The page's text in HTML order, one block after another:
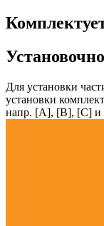
Для установки
установки
напр. [А], [B], [С] и